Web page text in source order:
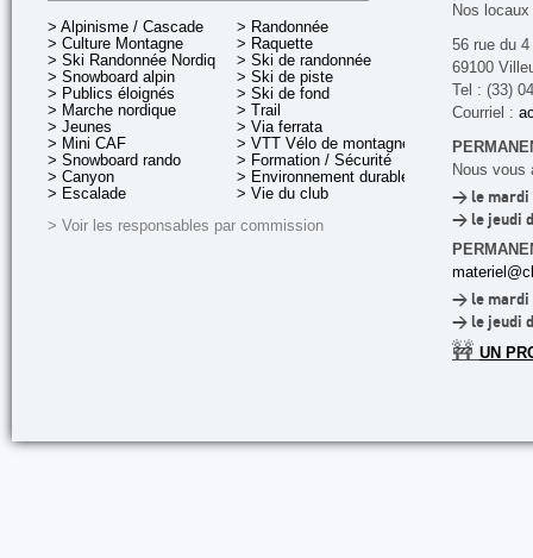
> Alpinisme / Cascade
> Culture Montagne
> Ski Randonnée Nordique
> Snowboard alpin
> Publics éloignés
> Marche nordique
> Jeunes
> Mini CAF
> Snowboard rando
> Canyon
> Escalade
> Randonnée
> Raquette
> Ski de randonnée
> Ski de piste
> Ski de fond
> Trail
> Via ferrata
> VTT Vélo de montagne
> Formation / Sécurité
> Environnement durable
> Vie du club
> Voir les responsables par commission
Nos
56 rue du
69100
Tel : (33)
Courriel :
Nous vous
> le mardi
> le jeudi
> le mardi
> le jeudi
🚧 UN